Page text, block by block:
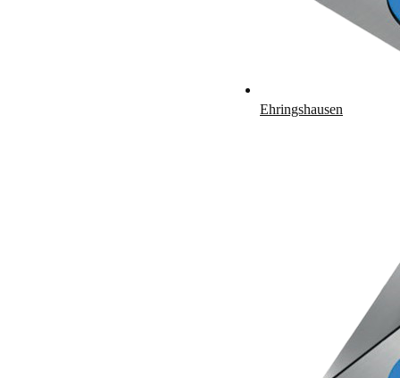
Ehringshausen